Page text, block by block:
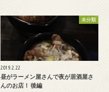
未分類
2019.2.22
昼がラーメン屋さんで夜が居酒屋さ
んのお店！ 後編